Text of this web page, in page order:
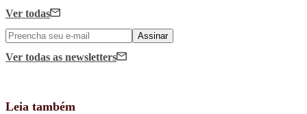
Ver todas
Assinar
Ver todas as newsletters
Leia também